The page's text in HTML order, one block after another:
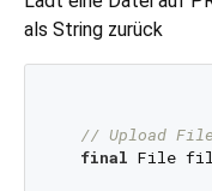
als String zurück
// Upload File
final File